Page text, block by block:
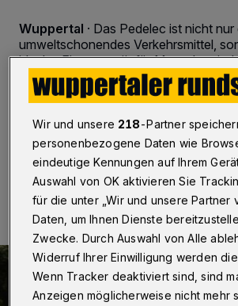
Wuppertal · Das Pedelec ist nicht nur
umweltschonendes Verkehrsmittel,
ideales Fitnessgerät für Menschen
Allerdings sind auch in Wuppertal
Fahrerinnen und -Fahrer an
nicht selten mit erheblichen
26.03.2024 , 10:30 Uhr Eine Minute
Wir und unsere 218-Partner
personenbezogene Daten wie
eindeutige Kennungen auf Ihrem
Auswahl von OK aktivieren Sie
für die unter „Wir und unsere Partner
Daten, um Ihnen Dienste
Zwecke. Durch Auswahl von Alle
Widerruf Ihrer Einwilligung werden
Wenn Tracker deaktiviert sind, sind
Anzeigen möglicherweise nicht mehr